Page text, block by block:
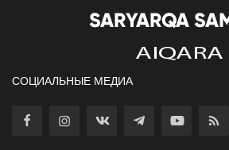
СОЦИАЛЬНЫЕ МЕДИА